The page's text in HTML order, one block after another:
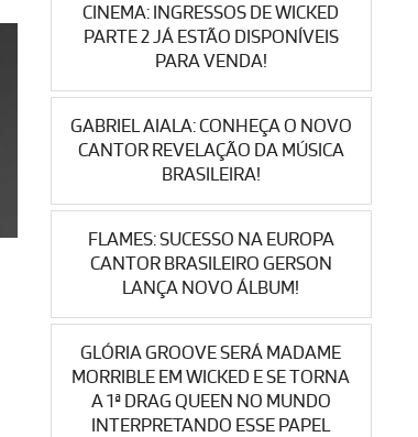
CINEMA: INGRESSOS DE WICKED
PARTE 2 JÁ ESTÃO DISPONÍVEIS
PARA VENDA!
GABRIEL AIALA: CONHEÇA O NOVO
CANTOR REVELAÇÃO DA MÚSICA
BRASILEIRA!
FLAMES: SUCESSO NA EUROPA
CANTOR BRASILEIRO GERSON
LANÇA NOVO ÁLBUM!
GLÓRIA GROOVE SERÁ MADAME
MORRIBLE EM WICKED E SE TORNA
A 1ª DRAG QUEEN NO MUNDO
INTERPRETANDO ESSE PAPEL